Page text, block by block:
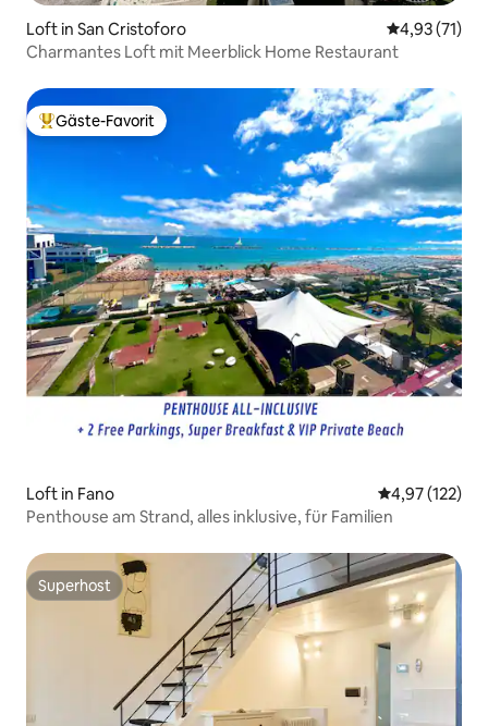
Loft in San Cristoforo
4,93 (71)
Charmantes Loft mit Meerblick Home Restaurant
Beliebter Gäste-Favorit.
Gäste-Favorit
Loft in Fano
4,97 (122)
Penthouse am Strand, alles inklusive, für Familien
Superhost
Superhost